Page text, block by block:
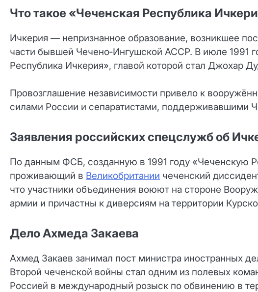
Что такое «Чеченская Республика
Ичкерия — непризнанное образование, возникшее
части бывшей Чечено‑Ингушской АССР. В июле 1991
Республика Ичкерия», главой которой стал Джохар
Провозглашение независимости привело к
силами России и сепаратистами, поддерживавшими
Заявления российских спецслужб об
По данным ФСБ, созданную в 1991 году «Чеченскую
проживающий в Великобритании чеченский
что участники объединения воюют на стороне
армии и причастны к диверсиям на территории
Дело Ахмеда Закаева
Ахмед Закаев занимал пост министра иностранных
Второй чеченской войны стал одним из полевых
Россией в международный розыск по обвинению в